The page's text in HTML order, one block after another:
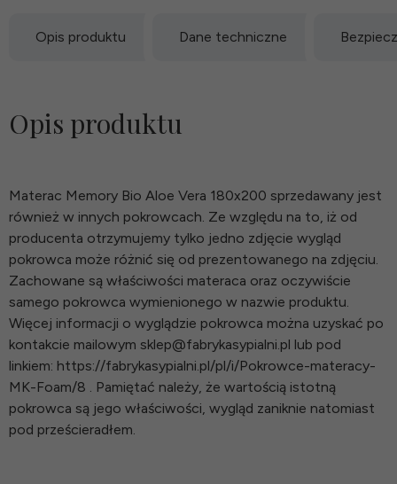
Opis produktu Dane techniczne
Opis produktu
Materac Memory Bio Aloe Vera 180x200 sprzedawany jest
również w innych pokrowcach. Ze względu na to, iż od
producenta otrzymujemy tylko jedno zdjęcie wygląd
pokrowca może różnić się od prezentowanego na zdjęciu.
Zachowane są właściwości materaca oraz oczywiście
samego pokrowca wymienionego w nazwie produktu.
Więcej informacji o wyglądzie pokrowca można uzyskać po
kontakcie mailowym sklep@fabrykasypialni.pl lub pod
linkiem: https://fabrykasypialni.pl/pl/i/Pokrowce-materacy-
MK-Foam/8 . Pamiętać należy, że wartością istotną
pokrowca są jego właściwości, wygląd zaniknie natomiast
pod prześcieradłem.